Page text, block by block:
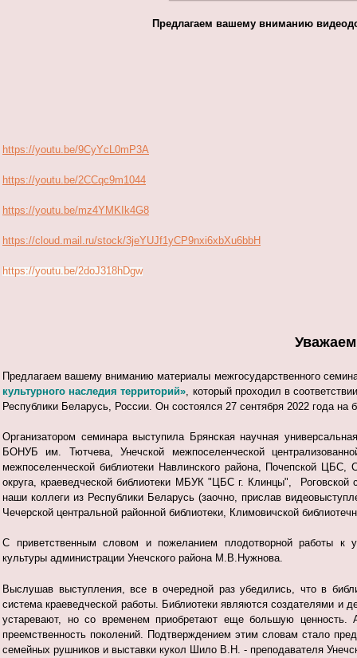
Предлагаем вашему вниманию
https://youtu.be/9CyYcL0mP3A
https://youtu.be/2CCqc9m1044
https://youtu.be/mz4YMKIk4G8
https://cloud.mail.ru/stock/3jeYUJf1yCP9nxi6xbXu6bbH
https://youtu.be/2doJ318hDgw
Предлагаем вашему вниманию материалы межгосударственного
культурного наследия территорий» , который проходил в
Республики Беларусь, России. Он состоялся 27 сентября 2022 года на
Организатором семинара выступила Брянская научная
БОНУБ им. Тютчева, Унечской межпоселенческой
межпоселенческой библиотеки Навлинского района, Почепской ЦБС,
округа, краеведческой библиотеки МБУК "ЦБС г. Клинцы", Роговской
наши коллеги из Республики Беларусь (заочно, прислав
Чечерской центральной районной библиотеки, Климовичской
С приветственным словом и пожеланием плодотворной работы к
культуры администрации Унечского района М.В.Нужнова.
Выслушав выступления, все в очередной раз убедились, что в
система краеведческой работы. Библиотеки являются создателями и
устаревают, но со временем приобретают еще большую ценность.
преемственность поколений. Подтверждением этим словам стало
семейных рушников и выставки кукол Шило В.Н. - преподавателя